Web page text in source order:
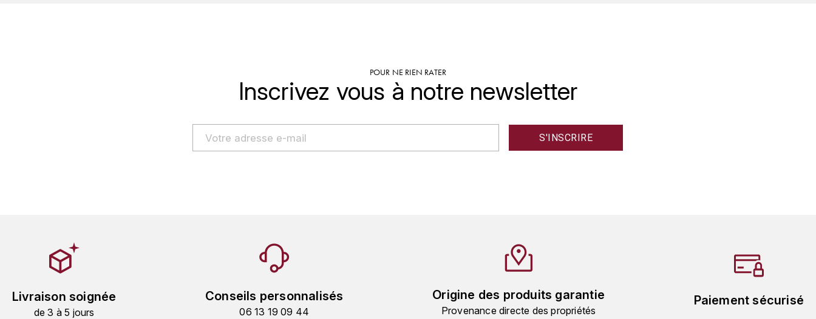
POUR NE RIEN RATER
Inscrivez vous à notre newsletter
Livraison soignée
de 3 à 5 jours
Conseils personnalisés
06 13 19 09 44
Origine des produits garantie
Provenance directe des propriétés
Paiement sécurisé